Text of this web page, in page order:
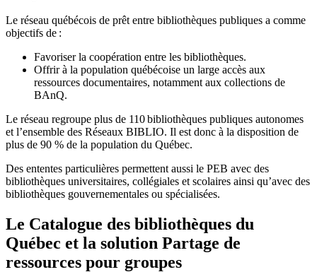
Le réseau québécois de prêt entre bibliothèques publiques a comme
objectifs de :
Favoriser la coopération entre les bibliothèques.
Offrir à la population québécoise un large accès aux
ressources documentaires, notamment aux collections de
BAnQ.
Le réseau regroupe plus de 110bibliothèques publiques autonomes
et l’ensemble des Réseaux BIBLIO. Il est donc à la disposition de
plus de 90 % de la population du Québec.
Des ententes particulières permettent aussi le PEB avec des
bibliothèques universitaires, collégiales et scolaires ainsi qu’avec des
bibliothèques gouvernementales ou spécialisées.
Le Catalogue des bibliothèques du
Québec et la solution Partage de
ressources pour groupes